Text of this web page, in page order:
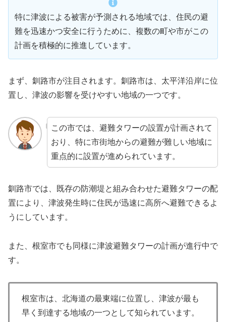
特に津波による被害が予測される地域では、住民の避
難を迅速かつ安全に行うために、複数の町や市がこの
計画を積極的に推進しています。
まず、釧路市が注目されます。釧路市は、太平洋沿岸に位
置し、津波の影響を受けやすい地域の一つです。
この市では、避難タワーの設置が計画されて
おり、特に市街地からの避難が難しい地域に
重点的に設置が進められています。
釧路市では、既存の防潮堤と組み合わせた避難タワーの配
置により、津波発生時に住民が迅速に高所へ避難できるよ
うにしています。
また、根室市でも同様に津波避難タワーの計画が進行中で
す。
根室市は、北海道の最東端に位置し、津波が最も
早く到達する地域の一つとして知られています。